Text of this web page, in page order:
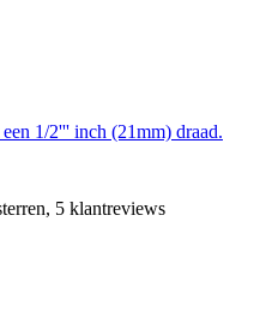
1/2''' inch (21mm) draad.
5 klantreviews